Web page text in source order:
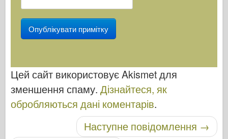
Цей сайт використовує Akismet для
зменшення спаму. Дізнайтеся, як
обробляються дані коментарів.
Навігація по постуНаступне повідомлення →